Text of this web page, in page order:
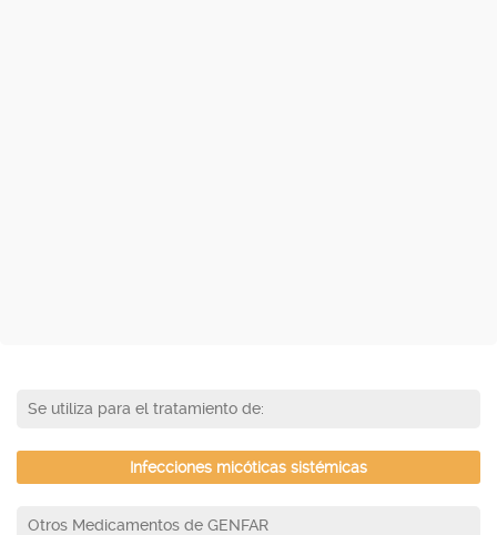
Se utiliza para el tratamiento de:
Infecciones micóticas sistémicas
Otros Medicamentos de GENFAR